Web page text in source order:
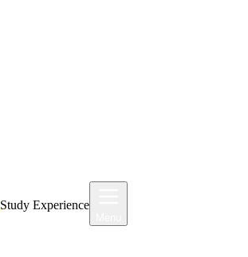
Study Experience